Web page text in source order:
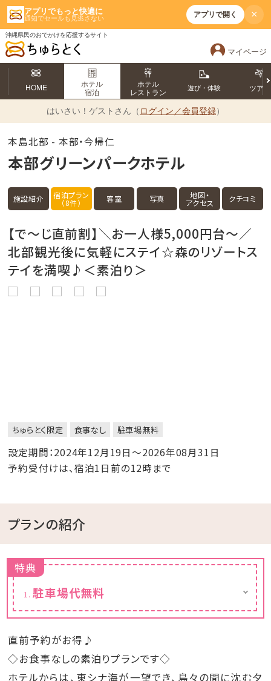
アプリでもっと快適に
通知でセールも見逃さない アプリで開く ×
沖縄県民のおでかけを応援するサイト
マイページ
HOME
ホテル
宿泊
ホテル
レストラン
遊び・体験 ツアー
はいさい！ ゲストさん（ ログイン／会員登録）
本島北部 - 本部・今帰仁
本部グリーンパークホテル
施設紹介 宿泊プラン
（8件） 客室 写真 地図・
アクセス クチコミ
【で～じ直前割】＼お一人様5,000円台～／
北部観光後に気軽にステイ☆森のリゾートス
テイを満喫♪＜素泊り＞
ちゅらとく限定 食事なし 駐車場無料
設定期間：2024年12月19日～2026年08月31日
予約受付けは、宿泊1日前の12時まで
プランの紹介
特典
駐車場代無料
ご予約不要/約60台完備
直前予約がお得♪
◇お食事なしの素泊りプランです◇
ホテルからは、東シナ海が一望でき、島々の間に沈む夕